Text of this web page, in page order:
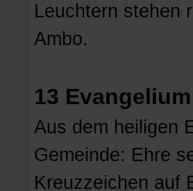
Leuchtern stehen
Ambo.
13
Aus dem heiligen
Gemeinde: Ehre
Kreuzzeichen auf